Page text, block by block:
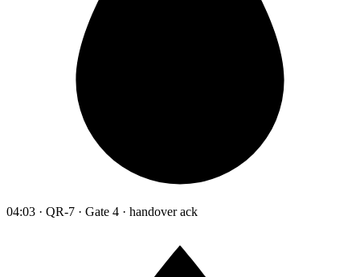
04:03 · QR-7 · Gate 4 · handover ack